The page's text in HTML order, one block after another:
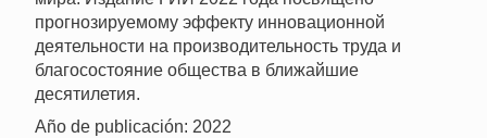
прогнозируемому эффекту инновационной
деятельности на производительность труда и
благосостояние общества в ближайшие
десятилетия.
Año de publicación: 2022